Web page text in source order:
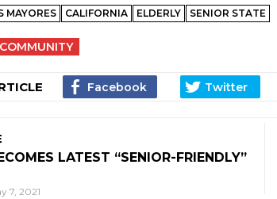
MAYORES CALIFORNIA ELDERLY SENIOR STATE
COMMUNITY
LATEST “SENIOR-FRIENDLY”
7, 2021